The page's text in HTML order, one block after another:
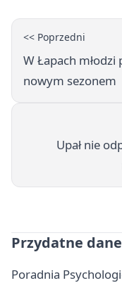
<< Poprzedni
W Łapach młodzi
nowym sezonem
Upał nie
Przydatne
Poradnia